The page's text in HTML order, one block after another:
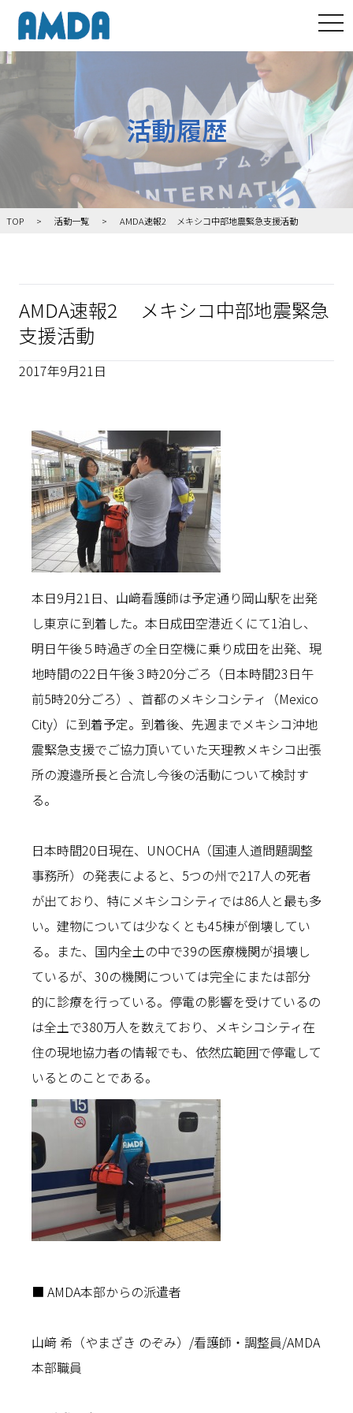
活動履歴
TOP 活動一覧 AMDA速報2 メキシコ中部地震緊急支援活動
AMDA速報2 メキシコ中部地震緊急
支援活動
2017年9月21日
本日9月21日、山﨑看護師は予定通り岡山駅を出発
し東京に到着した。本日成田空港近くにて1泊し、
明日午後５時過ぎの全日空機に乗り成田を出発、現
地時間の22日午後３時20分ごろ（日本時間23日午
前5時20分ごろ）、首都のメキシコシティ（Mexico
City）に到着予定。到着後、先週までメキシコ沖地
震緊急支援でご協力頂いていた天理教メキシコ出張
所の渡邉所長と合流し今後の活動について検討す
る。
日本時間20日現在、UNOCHA（国連人道問題調整
事務所）の発表によると、5つの州で217人の死者
が出ており、特にメキシコシティでは86人と最も多
い。建物については少なくとも45棟が倒壊してい
る。また、国内全土の中で39の医療機関が損壊し
ているが、30の機関については完全にまたは部分
的に診療を行っている。停電の影響を受けているの
は全土で380万人を数えており、メキシコシティ在
住の現地協力者の情報でも、依然広範囲で停電して
いるとのことである。
■ AMDA本部からの派遣者
山﨑 希（やまざき のぞみ）/看護師・調整員/AMDA
本部職員